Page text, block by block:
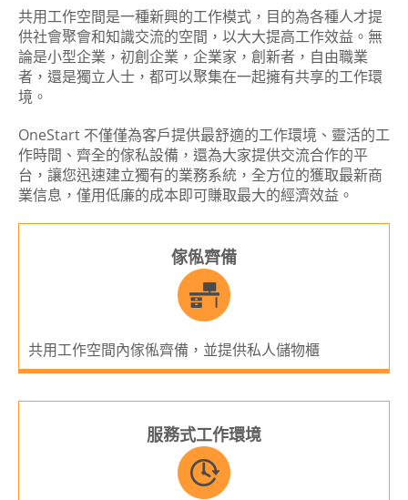
共用工作空間是一種新興的工作模式，目的為各種人才提
供社會聚會和知識交流的空間，以大大提高工作效益。無
論是小型企業，初創企業，企業家，創新者，自由職業
者，還是獨立人士，都可以聚集在一起擁有共享的工作環
境。
OneStart 不僅僅為客戶提供最舒適的工作環境、靈活的工
作時間、齊全的傢私設備，還為大家提供交流合作的平
台，讓您迅速建立獨有的業務系統，全方位的獲取最新商
業信息，僅用低廉的成本即可賺取最大的經濟效益。
傢俬齊備
共用工作空間內傢俬齊備，並提供私人儲物櫃
服務式工作環境